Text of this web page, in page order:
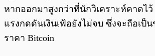
หากออกมาสูงกว่าที่นักวิเคราะห์คาดไว้
แรงกดดันเงินเฟ้อยังไม่จบ ซึ่งจะถือเป็
ราคา Bitcoin